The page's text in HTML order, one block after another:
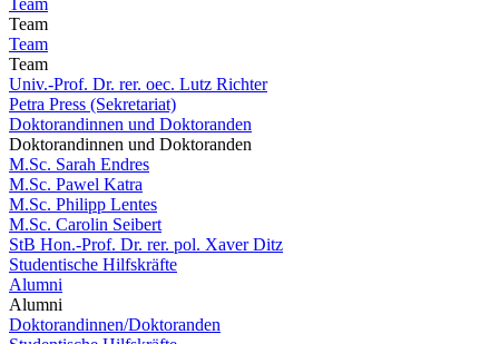
Team
Team
Team
Team
Univ.-Prof. Dr. rer. oec. Lutz Richter
Petra Press (Sekretariat)
Doktorandinnen und Doktoranden
Doktorandinnen und Doktoranden
M.Sc. Sarah Endres
M.Sc. Pawel Katra
M.Sc. Philipp Lentes
M.Sc. Carolin Seibert
StB Hon.-Prof. Dr. rer. pol. Xaver Ditz
Studentische Hilfskräfte
Alumni
Alumni
Doktorandinnen/Doktoranden